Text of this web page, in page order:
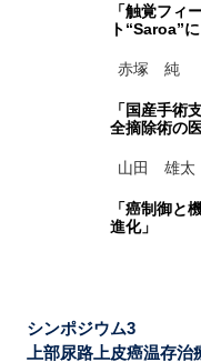
「触覚フィ
ト“Saroa”
赤塚 純
「国産手術
全摘除術の
山田 雄太
「癌制御と
進化」
シンポジウム3
上部尿路上皮癌温存